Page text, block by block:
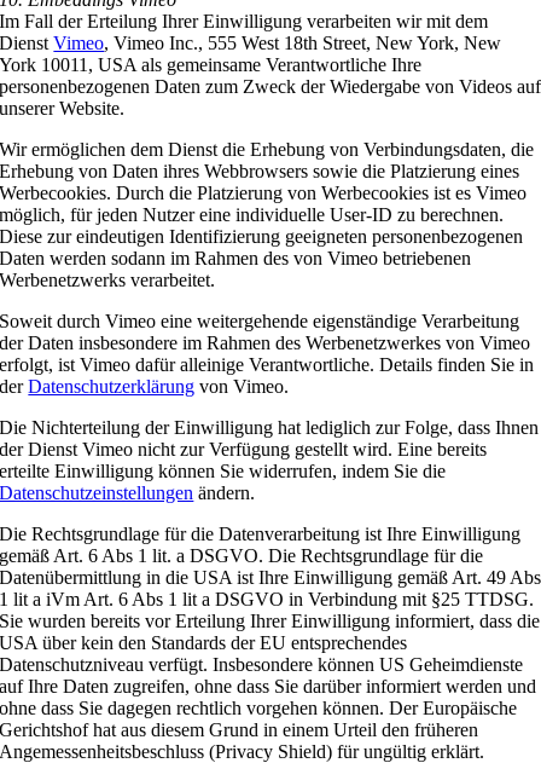
Im Fall der Erteilung Ihrer Einwilligung verarbeiten wir mit dem
DienstVimeo, Vimeo Inc., 555 West 18th Street, New York, New
York 10011, USA als gemeinsame Verantwortliche Ihre
personenbezogenen Daten zum Zweck der Wiedergabe von Videos auf
unserer Website.
Wir ermöglichen dem Dienst die Erhebung von Verbindungsdaten, die
Erhebung von Daten ihres Webbrowsers sowie die Platzierung eines
Werbecookies. Durch die Platzierung von Werbecookies ist es Vimeo
möglich, für jeden Nutzer eine individuelle User-ID zu berechnen.
Diese zur eindeutigen Identifizierung geeigneten personenbezogenen
Daten werden sodann im Rahmen des von Vimeo betriebenen
Werbenetzwerks verarbeitet.
Soweit durch Vimeo eine weitergehende eigenständige Verarbeitung
der Daten insbesondere im Rahmen des Werbenetzwerkes von Vimeo
erfolgt, ist Vimeo dafür alleinige Verantwortliche. Details finden Sie in
derDatenschutzerklärung von Vimeo.
Die Nichterteilung der Einwilligung hat lediglich zur Folge, dass Ihnen
der Dienst Vimeo nicht zur Verfügung gestellt wird. Eine bereits
erteilte Einwilligung können Sie widerrufen, indem Sie die
Datenschutzeinstellungen ändern.
Die Rechtsgrundlage für die Datenverarbeitung ist Ihre Einwilligung
gemäß Art. 6 Abs 1 lit. a DSGVO. Die Rechtsgrundlage für die
Datenübermittlung in die USA ist Ihre Einwilligung gemäß Art. 49 Abs
1 lit a iVm Art. 6 Abs 1 lit a DSGVO in Verbindung mit §25 TTDSG.
Sie wurden bereits vor Erteilung Ihrer Einwilligung informiert, dass die
USA über kein den Standards der EU entsprechendes
Datenschutzniveau verfügt. Insbesondere können US Geheimdienste
auf Ihre Daten zugreifen, ohne dass Sie darüber informiert werden und
ohne dass Sie dagegen rechtlich vorgehen können. Der Europäische
Gerichtshof hat aus diesem Grund in einem Urteil den früheren
Angemessenheitsbeschluss (Privacy Shield) für ungültig erklärt.